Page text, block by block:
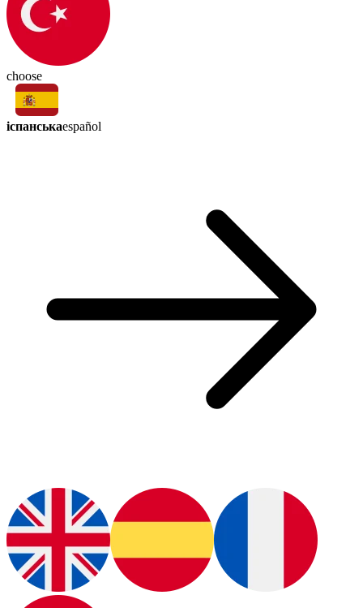
choose
іспанськаespañol